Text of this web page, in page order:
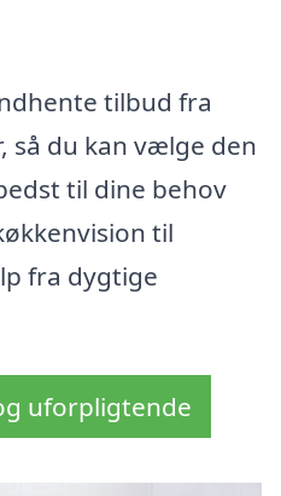
tilbud fra
så du kan vælge den
til dine behov
til
fra dygtige
uforpligtende